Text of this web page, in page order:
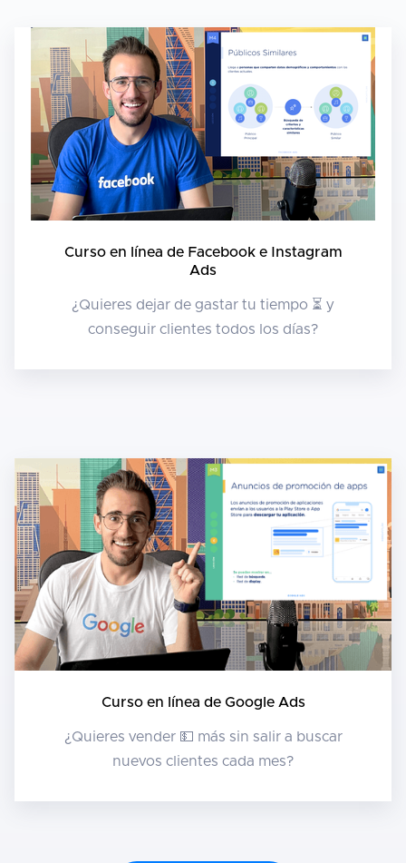
Curso en línea de Facebook e Instagram
Ads
¿Quieres dejar de gastar tu tiempo ⏳ y
conseguir clientes todos los días?
Curso en línea de Google Ads
¿Quieres vender 💵 más sin salir a buscar
nuevos clientes cada mes?